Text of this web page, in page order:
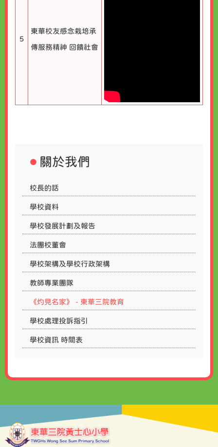
5
東華校友感念栽培承
傳服務精神 回饋社會
關於我們
校長的話
學校資料
學校發展計劃及報告
法團校董會
學校架構及學校行政架構
教師專業團隊
《灼見名家》 - 東華三院教育
學校處理投訴指引
學校資訊 時間表